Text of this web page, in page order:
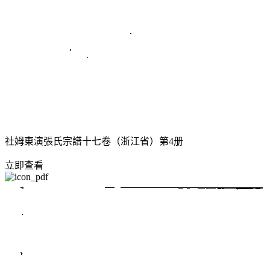
社姆東演張氏宗譜十七卷（浙江省）第4册
立即查看